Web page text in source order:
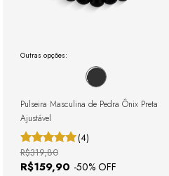
Outras opções:
Pulseira Masculina de Pedra Ônix Preta
Ajustável
(4)
R$159,90 -50% OFF
R$319,80